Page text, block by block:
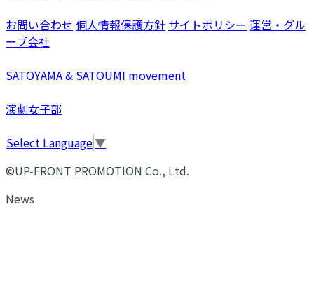
お問い合わせ 個人情報保護方針 サイトポリシー 運営・グル
ープ会社
SATOYAMA & SATOUMI movement
演劇女子部
Select Language▼
©UP-FRONT PROMOTION Co., Ltd.
News